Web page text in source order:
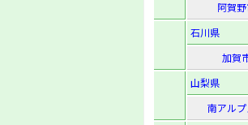
阿賀
石川県
加賀
山梨県
南アル